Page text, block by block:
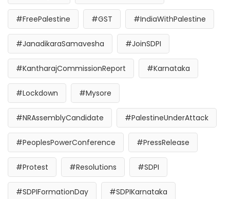
#FreePalestine #GST #IndiaWithPalestine
#JanadikaraSamavesha #JoinSDPI
#KantharajCommissionReport #Karnataka
#Lockdown #Mysore
#NRAssemblyCandidate #PalestineUnderAttack
#PeoplesPowerConference #PressRelease
#Protest #Resolutions #SDPI
#SDPIFormationDay #SDPIKarnataka